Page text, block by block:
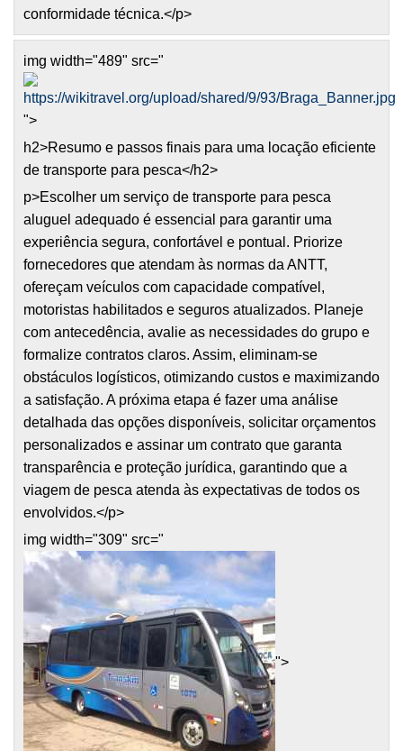
conformidade técnica.</p>
img width="489" src="
">
h2>Resumo e passos finais para uma locação eficiente
de transporte para pesca</h2>
p>Escolher um serviço de transporte para pesca
aluguel adequado é essencial para garantir uma
experiência segura, confortável e pontual. Priorize
fornecedores que atendam às normas da ANTT,
ofereçam veículos com capacidade compatível,
motoristas habilitados e seguros atualizados. Planeje
com antecedência, avalie as necessidades do grupo e
formalize contratos claros. Assim, eliminam-se
obstáculos logísticos, otimizando custos e maximizando
a satisfação. A próxima etapa é fazer uma análise
detalhada das opções disponíveis, solicitar orçamentos
personalizados e assinar um contrato que garanta
transparência e proteção jurídica, garantindo que a
viagem de pesca atenda às expectativas de todos os
envolvidos.</p>
img width="309" src="
">